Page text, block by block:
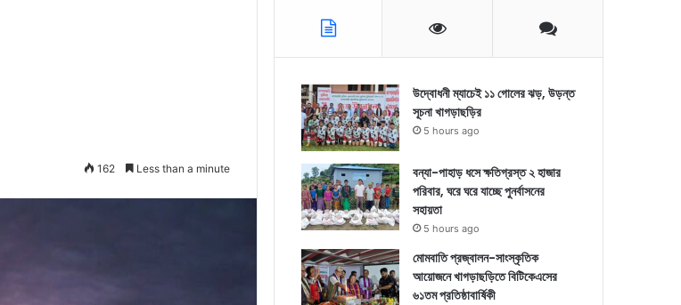
162 Less than a minute
উদ্বোধনী ম্যাচেই ১১ গোলের ঝড়, উড়ন্ত
সূচনা খাগড়াছড়ির
5 hours ago
বন্যা-পাহাড় ধসে ক্ষতিগ্রস্ত ২ হাজার
পরিবার, ঘরে ঘরে যাচ্ছে পুনর্বাসনের
সহায়তা
5 hours ago
মোমবাতি প্রজ্বালন-সাংস্কৃতিক
আয়োজনে খাগড়াছড়িতে বিটিকেএসের
৬১তম প্রতিষ্ঠাবার্ষিকী